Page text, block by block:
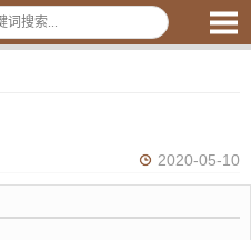
2020-05-10